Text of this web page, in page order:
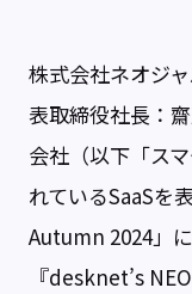
株式会社ネオジ
表取締役社長：
会社（以下「ス
れているSaaSを
Autumn 2024」
『desknet’s